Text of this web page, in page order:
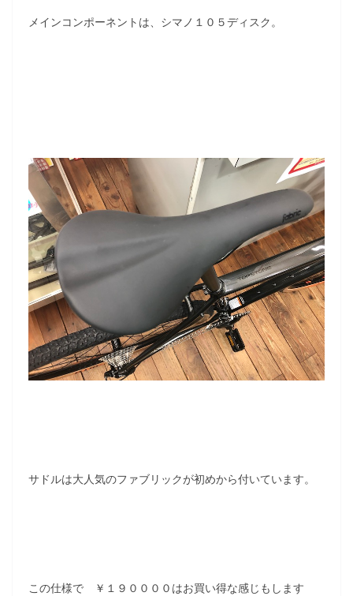
メインコンポーネントは、シマノ１０５ディスク。
サドルは大人気のファブリックが初めから付いています。
この仕様で ￥１９００００はお買い得な感じもします